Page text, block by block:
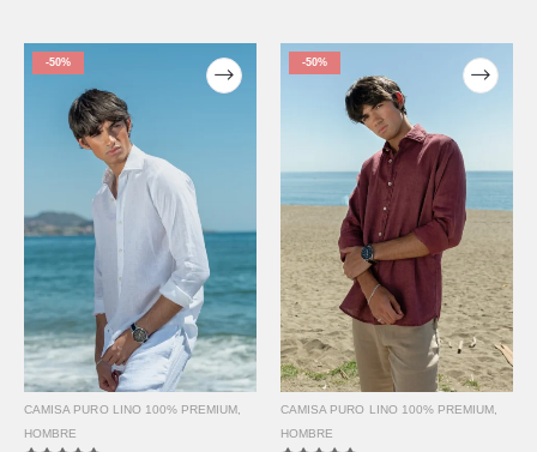
-50%
CAMISA PURO LINO 100% PREMIUM
HOMBRE
-50%
CAMISA PURO LINO 100% PREMIUM
HOMBRE